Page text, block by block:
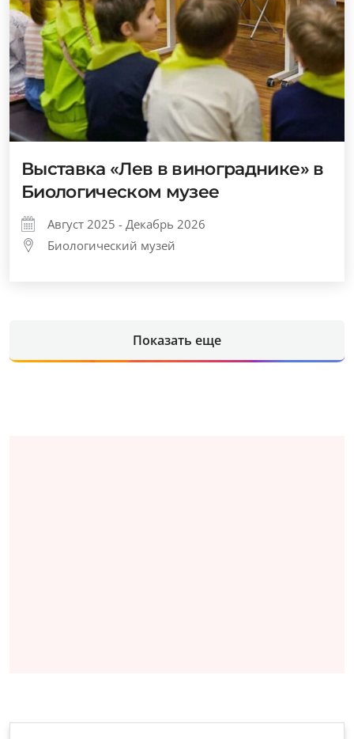
Выставка «Лев в винограднике» в
Биологическом музее
Август 2025 - Декабрь 2026
Биологический музей
Показать еще